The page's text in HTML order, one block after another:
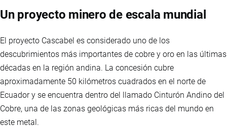
Un proyecto minero de escala mundial
El proyecto Cascabel es considerado uno de los
descubrimientos más importantes de cobre y oro en las últimas
décadas en la región andina. La concesión cubre
aproximadamente 50 kilómetros cuadrados en el norte de
Ecuador y se encuentra dentro del llamado Cinturón Andino del
Cobre, una de las zonas geológicas más ricas del mundo en
este metal.